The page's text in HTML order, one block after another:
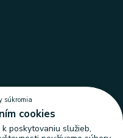
súkromia
cookies
poskytovaniu služieb,